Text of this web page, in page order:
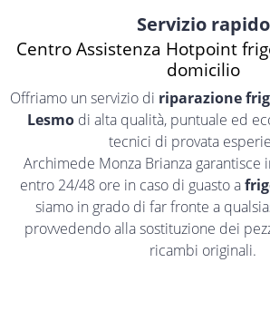
Servizio rapido
Centro Assistenza Hotpoint
domicilio
Offriamo un servizio di riparazione
Lesmo di alta qualità, puntuale ed
tecnici di provata
Archimede Monza Brianza garantisce
entro 24/48 ore in caso di guasto a
siamo in grado di far fronte a
provvedendo alla sostituzione dei
ricambi originali.